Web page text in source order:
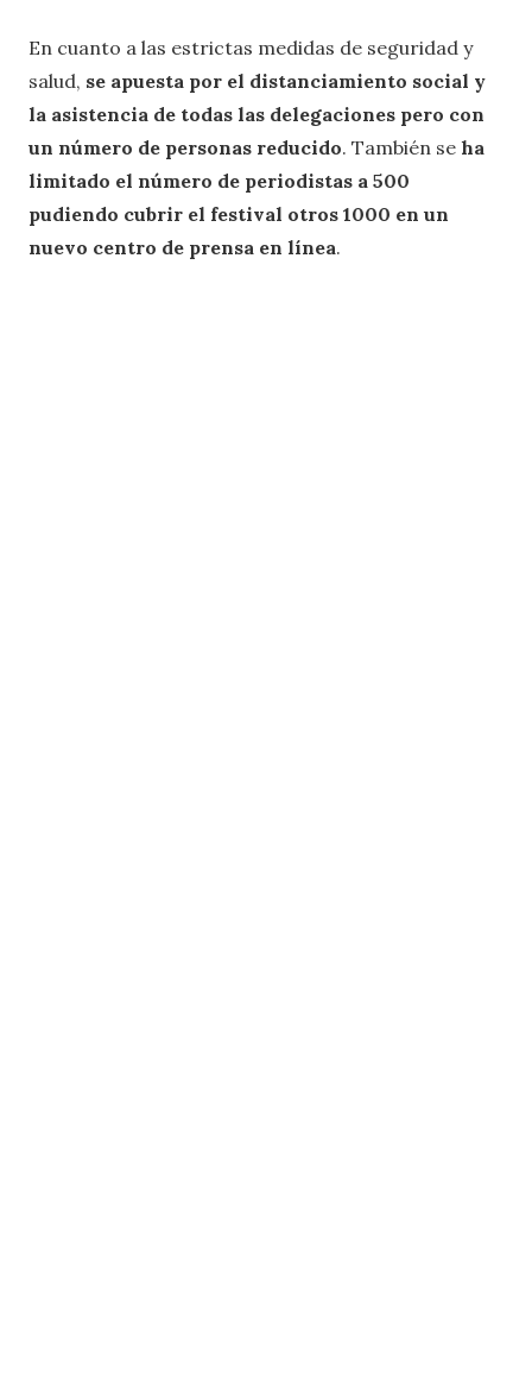
En cuanto a las estrictas medidas de seguridad y
salud, se apuesta por el distanciamiento social y
la asistencia de todas las delegaciones pero con
un número de personas reducido. También se ha
limitado el número de periodistas a 500
pudiendo cubrir el festival otros 1000 en un
nuevo centro de prensa en línea.